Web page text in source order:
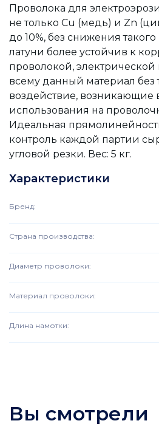
Проволока для
не только Cu (медь) и Zn
до 10%, без снижения
латуни более устойчив к
проволокой,
всему данный материал без
воздействие, возникающие
использования на
Идеальная
контроль каждой партии
угловой резки. Вес: 5 кг.
Характеристики
Бренд:
Страна производства:
Диаметр проволоки:
Материал проволоки:
Длина намотки:
Вы смотрели